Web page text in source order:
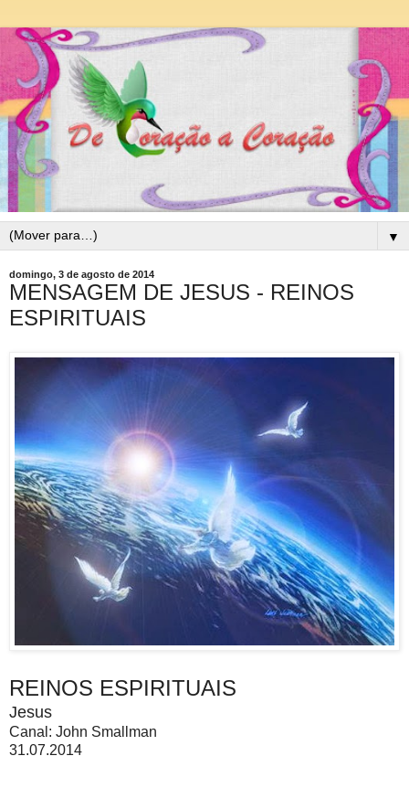
▼
domingo, 3 de agosto de 2014
MENSAGEM DE JESUS - REINOS
ESPIRITUAIS
REINOS ESPIRITUAIS
Jesus
Canal: John Smallman
31.07.2014